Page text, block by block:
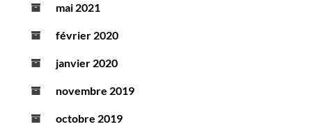
mai 2021
février 2020
janvier 2020
novembre 2019
octobre 2019